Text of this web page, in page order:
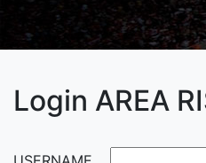
Login AREA